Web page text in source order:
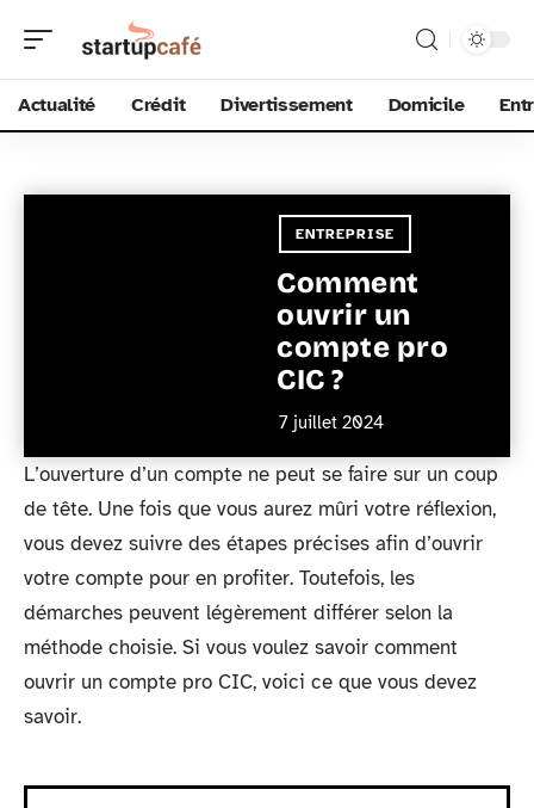
Actualité Crédit Divertissement Domicile
ENTREPRISE
Comment
ouvrir un
compte pro
CIC ?
7 juillet 2024
L’ouverture d’un compte ne peut se faire sur un coup
de tête. Une fois que vous aurez mûri votre réflexion,
vous devez suivre des étapes précises afin d’ouvrir
votre compte pour en profiter. Toutefois, les
démarches peuvent légèrement différer selon la
méthode choisie. Si vous voulez savoir comment
ouvrir un compte pro CIC, voici ce que vous devez
savoir.